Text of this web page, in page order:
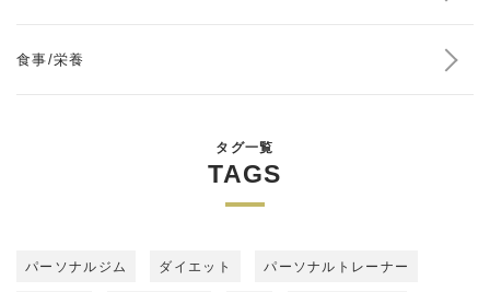
食事/栄養
タグ一覧
TAGS
パーソナルジム ダイエット パーソナルトレーナー